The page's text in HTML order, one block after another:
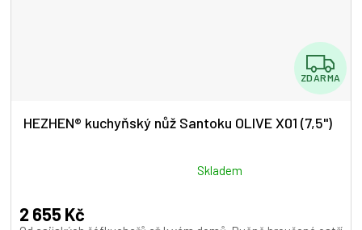
Z
D
ZDARMA
HEZHEN® kuchyňský nůž Santoku OLIVE X01 (7,5")
produktu
je
Skladem
2 655 Kč